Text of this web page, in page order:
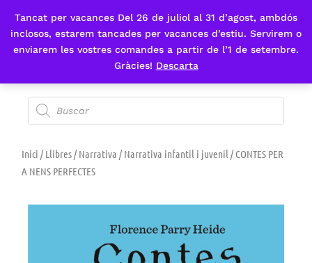
Tancat per vacances Del 26 de juliol al 31 d’agost, ambdós
inclosos, estarem tancades per vacances d’estiu. Servirem o
enviarem les vostres comandes a partir de l’1 de setembre.
Gràcies! Descarta
Fes-te'n sòcia
Inici /Llibres/Narrativa /Narrativa infantil i juvenil / CONTES PER
A NENS PERFECTES